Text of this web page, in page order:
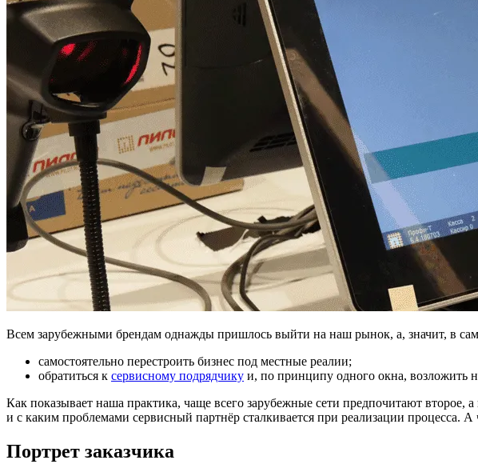
Всем зарубежными брендам однажды пришлось выйти на наш рынок, а, значит, в
самостоятельно перестроить бизнес под местные реалии;
обратиться к сервисному подрядчику и, по принципу одного окна, возложить
Как показывает наша практика, чаще всего зарубежные сети предпочитают второе,
и с каким проблемами сервисный партнёр сталкивается при реализации
Портрет заказчика